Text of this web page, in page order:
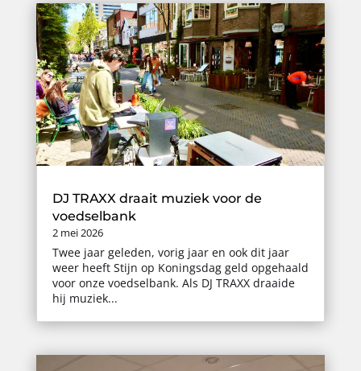
DJ TRAXX draait muziek voor de
voedselbank
2 mei 2026
Twee jaar geleden, vorig jaar en ook dit jaar
weer heeft Stijn op Koningsdag geld opgehaald
voor onze voedselbank. Als DJ TRAXX draaide
hij muziek...